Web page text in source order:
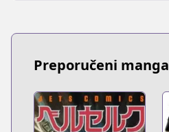
Preporučeni manga